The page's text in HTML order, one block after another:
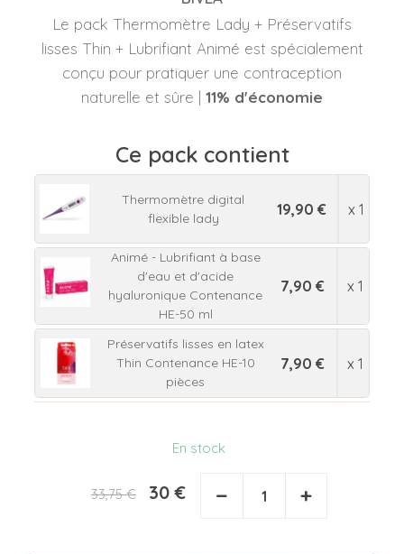
Le pack Thermomètre Lady + Préservatifs
lisses Thin + Lubrifiant Animé est spécialement
conçu pour pratiquer une contraception
naturelle et sûre | 11% d'économie
Ce pack contient
Thermomètre digital
flexible lady
19,90 € x 1
Animé - Lubrifiant à base
d'eau et d'acide
hyaluronique Contenance
HE-50 ml
7,90 € x 1
Préservatifs lisses en latex
Thin Contenance HE-10
pièces
7,90 € x 1
En stock
33,75 € 30 € − +